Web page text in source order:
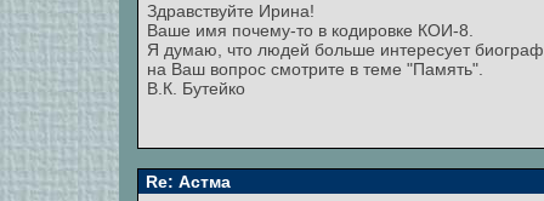
Здравствуйте Ирина!
Ваше имя почему-то в кодировке КОИ-8.
Я думаю, что людей больше интересует
на Ваш вопрос смотрите в теме "Память".
В.К. Бутейко
Re: Астма